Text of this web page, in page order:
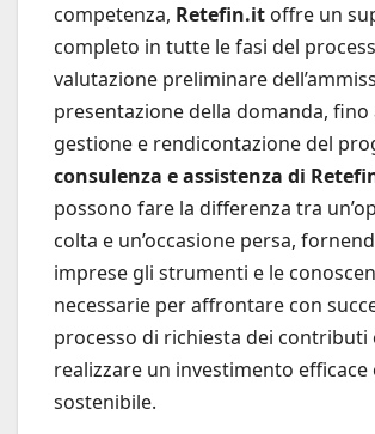
competenza, Retefin.it offre un
completo in tutte le fasi del
valutazione preliminare
presentazione della domanda, fino
gestione e rendicontazione del
consulenza e assistenza di
possono fare la differenza tra
colta e un’occasione persa,
imprese gli strumenti e le
necessarie per affrontare con
processo di richiesta dei contributi
realizzare un investimento efficace
sostenibile.